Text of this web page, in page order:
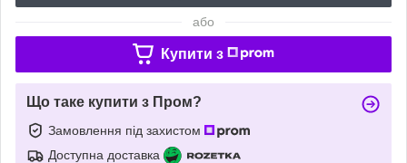
або
Купити з
Що таке купити з Пром?
Замовлення під захистом
Доступна доставка